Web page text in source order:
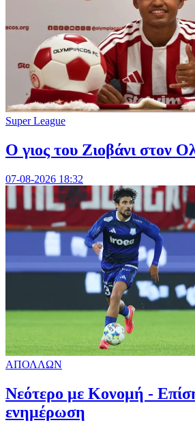
Super League
Ο γιος του Ζιοβάνι στον
07-08-2026 18:32
ΑΠΟΛΛΩΝ
Νεότερο με Κονομή -
ενημέρωση